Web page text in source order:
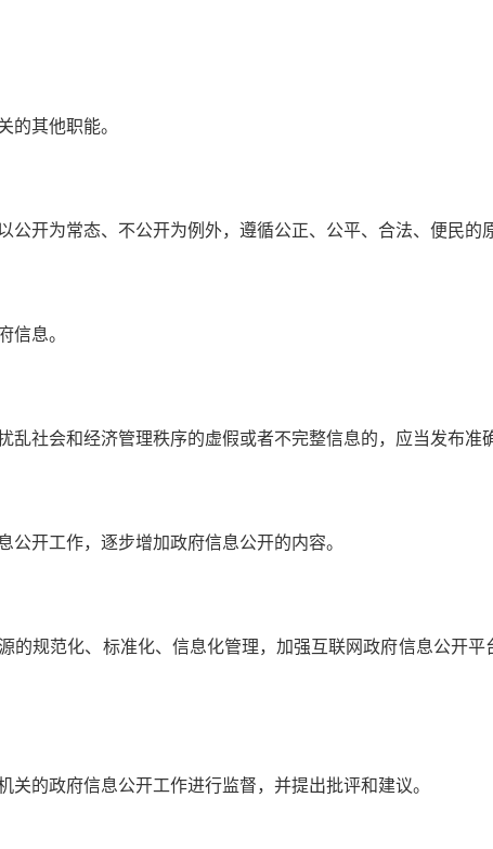
其他职能。
为常态、不公开为例外，遵循公正、公平、合法、便民的
息。
社会和经济管理秩序的虚假或者不完整信息的，应当发布准
工作，逐步增加政府信息公开的内容。
范化、标准化、信息化管理，加强互联网政府信息公开平
政府信息公开工作进行监督，并提出批评和建议。